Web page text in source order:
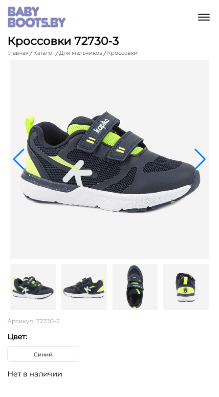
Кроссовки 72730-3
Главная Каталог Для мальчиков Кроссовки
Артикул: 72730-3
Цвет:
Синий
Нет в наличии